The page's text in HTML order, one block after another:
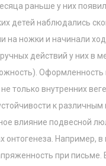
раньше у них
детей наблюдались
на ножки и начинали
действий у них в
только внутренних
к
влияние подвесной
онтогенеза. Например,
при письме.